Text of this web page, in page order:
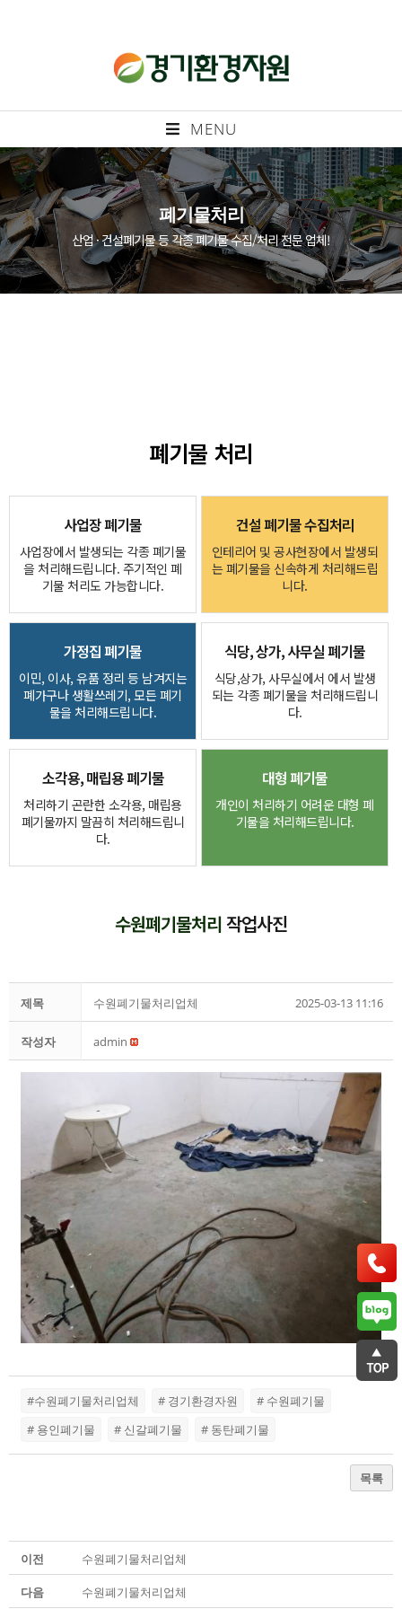
MENU
폐기물처리
산업 · 건설폐기물 등 각종 폐기물 수집/처리 전문 업체!
폐기물 처리
사업장 폐기물
사업장에서 발생되는 각종 폐기물
을 처리해드립니다. 주기적인 폐
기물 처리도 가능합니다.
건설 폐기물 수집처리
인테리어 및 공사현장에서 발생되
는 폐기물을 신속하게 처리해드립
니다.
가정집 폐기물
이민, 이사, 유품 정리 등 남겨지는
폐가구나 생활쓰레기, 모든 폐기
물을 처리해드립니다.
식당, 상가, 사무실 폐기물
식당,상가, 사무실에서 에서 발생
되는 각종 폐기물을 처리해드립니
다.
소각용, 매립용 폐기물
처리하기 곤란한 소각용, 매립용
폐기물까지 말끔히 처리해드립니
다.
대형 폐기물
개인이 처리하기 어려운 대형 폐
기물을 처리해드립니다.
수원폐기물처리작업사진
제목 수원폐기물처리업체 2025-03-13 11:16
작성자 admin
#수원폐기물처리업체 # 경기환경자원
# 수원폐기물
# 용인폐기물
# 신갈폐기물 # 동탄폐기물
목록
이전 수원폐기물처리업체
다음 수원폐기물처리업체